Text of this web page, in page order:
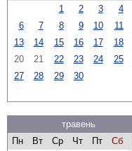
1
2 3 4
6
7 8 9 10 11
13
14 15 16 17 18
20
21 22 23 24 25
27
28 29 30
травень
Пн
Вт Ср Чт Пт Сб